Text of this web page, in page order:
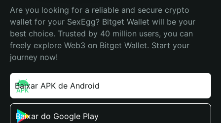
Are you looking for a reliable and secure crypto
wallet for your SexEgg? Bitget Wallet will be your
best choice. Trusted by 40 million users, you can
freely explore Web3 on Bitget Wallet. Start your
journey now!
Baixar APK de Android
Baixar do Google Play